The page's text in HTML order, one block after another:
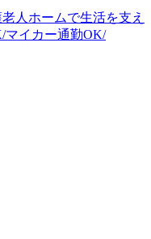
人ホームで生活を支え
マイカー通勤OK/